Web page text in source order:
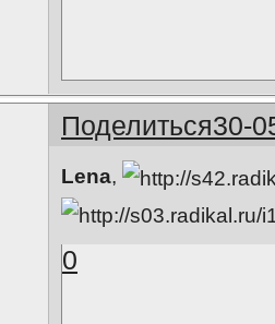
Поделиться30-
Lena,
0